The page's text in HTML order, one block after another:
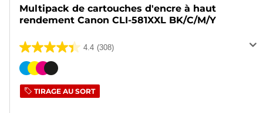
Multipack de cartouches d'encre à haut
rendement Canon CLI-581XXL BK/C/M/Y
4.4 (308)
4.4
sur
étoiles.
Cartouche
TIRAGE AU SORT